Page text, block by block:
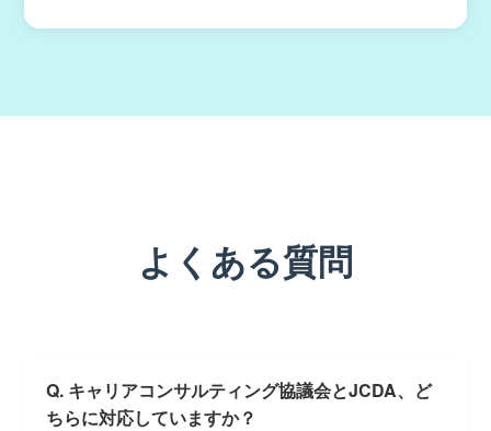
よくある質問
Q. キャリアコンサルティング協議会とJCDA、ど
ちらに対応していますか？